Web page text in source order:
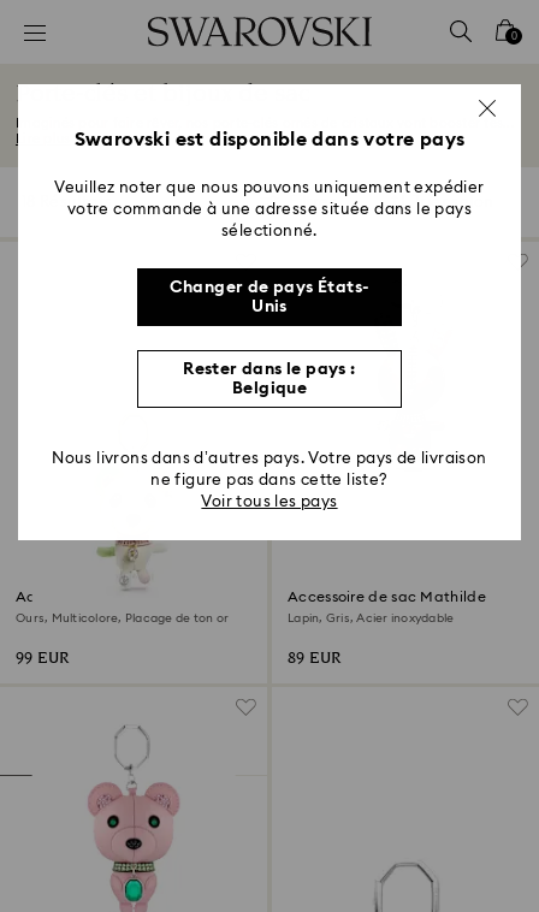
Accesskeys list
2 - Footer
4 - Search results
0
Porte-clés et bijoux de sac
18 Résultats Filtres
Filtres Trier selon
Trier
Accessoire de sac Teddy
Ours, Multicolore, Placage de ton or
99 EUR
Accessoire de sac Mathilde
Lapin, Gris, Acier inoxydable
89 EUR
Swarovski est disponible dans votre pays
Veuillez noter que nous pouvons uniquement expédier
votre commande à une adresse située dans le pays
sélectionné.
Changer de pays États-
Unis
Rester dans le pays :
Belgique
Nous livrons dans d’autres pays. Votre pays de livraison
ne figure pas dans cette liste?
Voir tous les pays